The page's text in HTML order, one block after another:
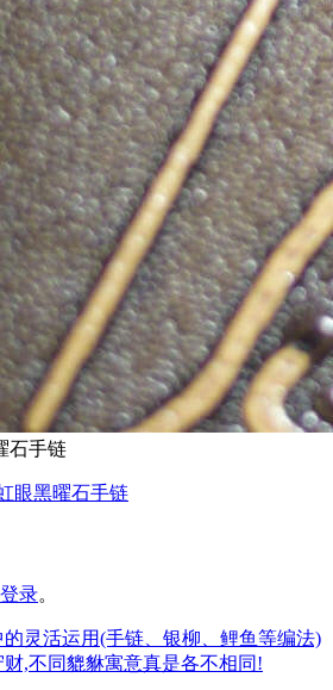
石手链
眼黑曜石手链
登录。
灵活运用(手链、银柳、鲤鱼等编法)
,不同貔貅寓意真是各不相同!